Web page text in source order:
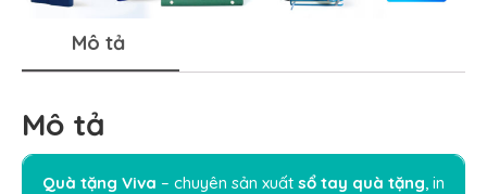
Mô tả
Mô tả
Quà tặng Viva – chuyên sản xuất sổ tay quà tặng , in